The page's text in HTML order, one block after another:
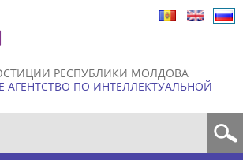
РЕСПУБЛИКИ МОЛДОВА
АГЕНТСТВО ПО ИНТЕЛЛЕКТУАЛЬНОЙ